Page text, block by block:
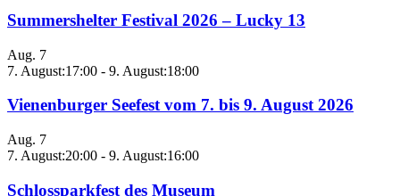
Summershelter Festival 2026 – Lucky 13
Aug. 7
7. August:17:00 - 9. August:18:00
Vienenburger Seefest vom 7. bis 9. August 2026
Aug. 7
7. August:20:00 - 9. August:16:00
Schlossparkfest des Museum